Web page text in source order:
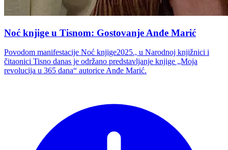
Noć knjige u Tisnom: Gostovanje Anđe Marić
Povodom manifestacije Noć knjige2025., u Narodnoj knjižnici i
čitaonici Tisno danas je održano predstavljanje knjige „Moja
revolucija u 365 dana“ autorice Anđe Marić.